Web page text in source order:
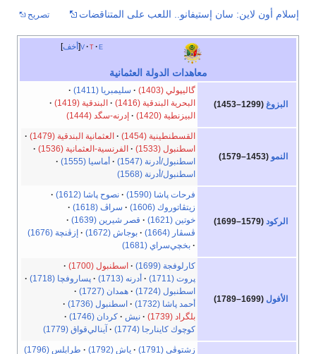
إسلام أون لاين: سان إستيفانو.. اللعب على المتناقضات تصريح
أخف v t e
معاهدات الدولة العثمانية
البزوغ (1299–1453)
گاليپولي (1403)
سليمبريا (1411)
البحرية البندقية (1416)
البندقية (1419)
البيزنطية (1420)
إدرنه-سگد (1444)
النمو (1453–1579)
القسطنطينية (1454)
العثمانية البندقية (1479)
اسطنبول (1533)
الفرنسية-العثمانية (1536)
اسطنبول/أدرنة (1547)
أماسيا (1555)
اسطنبول/أدرنة (1568)
الركود (1579–1699)
فرحات پاشا (1590)
نصوح پاشا (1612)
زيتڤاتوروك (1606)
سراڤ (1618)
خوتين (1621)
قصر شيرين (1639)
ڤسڤار (1664)
بوجاش (1672)
إزڤنچة (1676)
بخچي‌سراي (1681)
الأفول (1699–1789)
كارلوفجة (1699)
اسطنبول (1700)
پروت (1711)
أدرنه (1713)
پساروفچا (1718)
اسطنبول (1724)
همدان (1727)
أحمد پاشا (1732)
اسطنبول (1736)
بلگراد (1739)
نيش
كردان (1746)
كوچوك كاينارجا (1774)
آينالي‌قواق (1779)
زشتوڤي (1791) ياش (1792)
طرابلس (1796)